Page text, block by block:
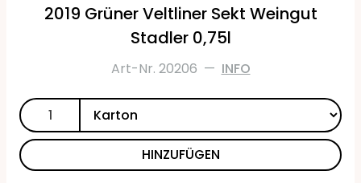
2019 Grüner Veltliner Sekt Weingut
Stadler 0,75l
Art-Nr. 20206 — INFO
HINZUFÜGEN